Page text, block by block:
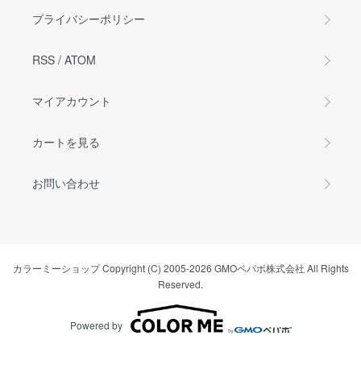
プライバシーポリシー
RSS / ATOM
マイアカウント
カートを見る
お問い合わせ
カラーミーショップCopyright (C) 2005-2026 GMOペパボ株式会社 All Rights
Reserved.
Powered by